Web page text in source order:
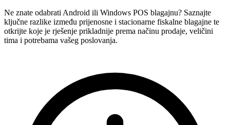
Ne znate odabrati Android ili Windows POS blagajnu? Saznajte
ključne razlike između prijenosne i stacionarne fiskalne blagajne te
otkrijte koje je rješenje prikladnije prema načinu prodaje, veličini
tima i potrebama vašeg poslovanja.